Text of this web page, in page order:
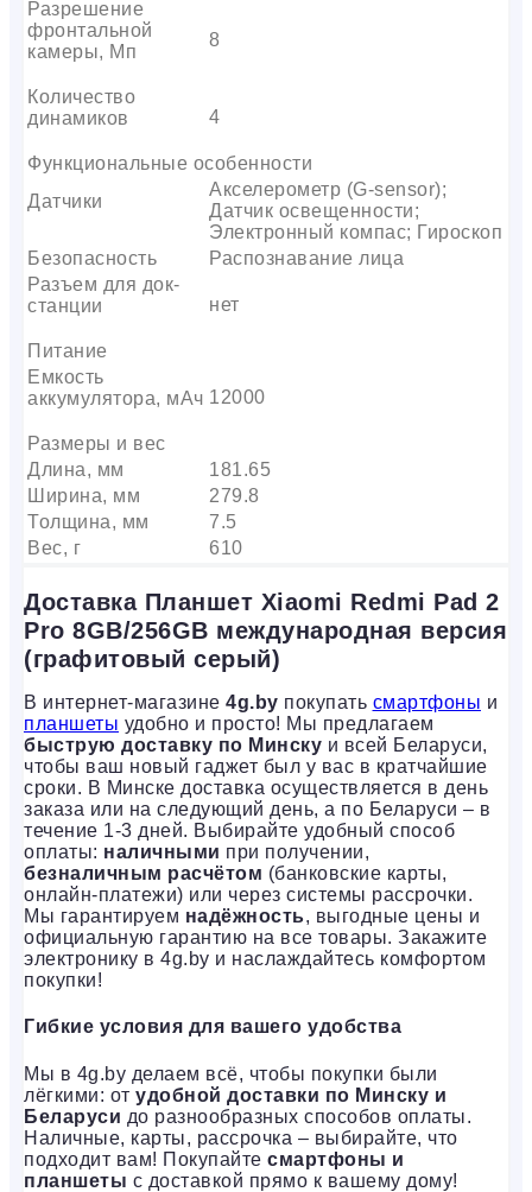
Разрешение
фронтальной
камеры, Мп
8
Количество
динамиков
4
Функциональные особенности
Датчики
Акселерометр (G-sensor);
Датчик освещенности;
Электронный компас; Гироскоп
Безопасность
Распознавание лица
Разъем для док-
станции
нет
Питание
Емкость
аккумулятора, мАч 12000
Размеры и вес
Длина, мм
181.65
Ширина, мм
279.8
Толщина, мм
7.5
Вес, г
610
Доставка Планшет Xiaomi Redmi Pad 2
Pro 8GB/256GB международная версия
(графитовый серый)
В интернет-магазине 4g.by покупать смартфоны и
планшеты удобно и просто! Мы предлагаем
быструю доставку по Минску и всей Беларуси,
чтобы ваш новый гаджет был у вас в кратчайшие
сроки. В Минске доставка осуществляется в день
заказа или на следующий день, а по Беларуси – в
течение 1-3 дней. Выбирайте удобный способ
оплаты: наличными при получении,
безналичным расчётом (банковские карты,
онлайн-платежи) или через системы рассрочки.
Мы гарантируем надёжность, выгодные цены и
официальную гарантию на все товары. Закажите
электронику в 4g.by и наслаждайтесь комфортом
покупки!
Гибкие условия для вашего удобства
Мы в 4g.by делаем всё, чтобы покупки были
лёгкими: от удобной доставки по Минску и
Беларуси до разнообразных способов оплаты.
Наличные, карты, рассрочка – выбирайте, что
подходит вам! Покупайте смартфоны и
планшеты с доставкой прямо к вашему дому!